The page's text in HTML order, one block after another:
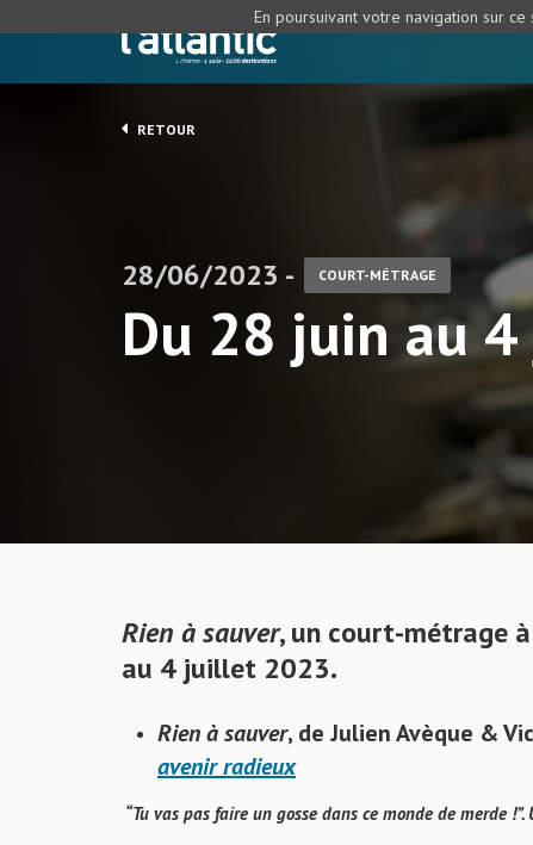
RETOUR
28/06/2023 - COURT-MÉTRAGE
Du 28 juin au
Rien à sauver, un court-métrage
au 4 juillet 2023.
Rien à sauver, de Julien Avèque &
avenir radieux
“Tu vas pas faire un gosse dans ce monde de merde
En poursuivant votre navigation sur